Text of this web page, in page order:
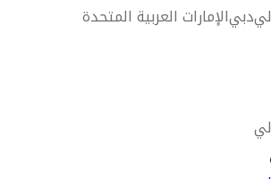
دبيالإمارات العربية المتحدة